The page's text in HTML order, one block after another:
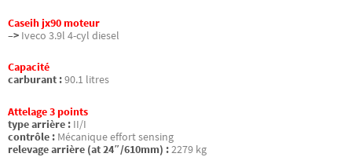
Caseih jx90 moteur
–> Iveco 3.9l 4-cyl diesel
Capacité
carburant :90.1 litres
Attelage 3 points
type arrière : II/I
contrôle : Mécanique effort sensing
relevage arrière (at 24″/610mm) :2279 kg